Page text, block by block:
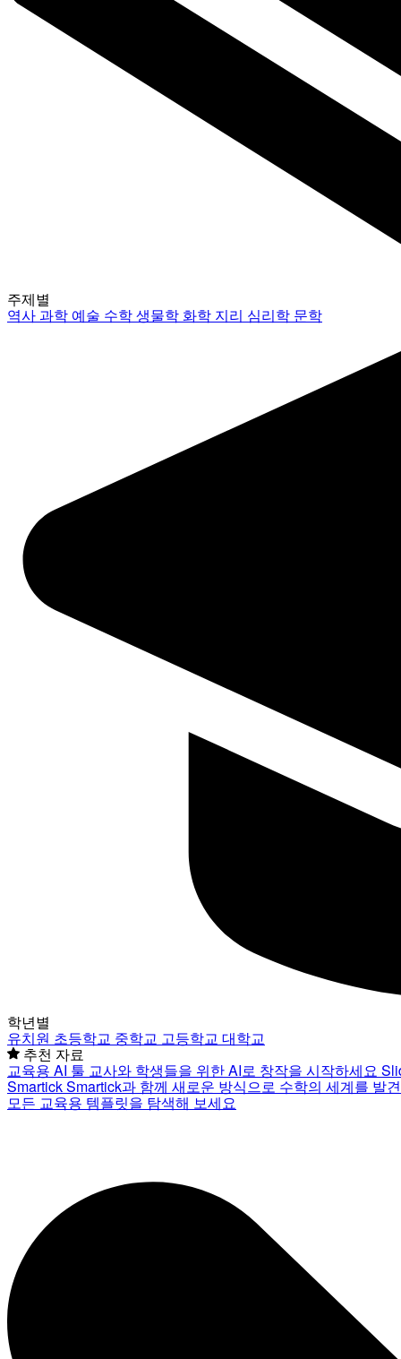
주제별
역사과학 예술 수학생물학 화학 지리 심리학 문학
학년별
유치원 초등학교 중학교 고등학교 대학교
추천 자료
교육용 AI 툴 교사와 학생들을 위한 AI로 창작을 시작하세요
SmartickSmartick과 함께 새로운 방식으로 수학의 세계를 발
모든 교육용 템플릿을 탐색해 보세요